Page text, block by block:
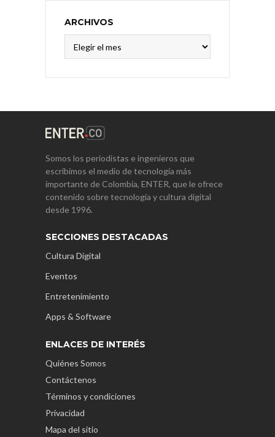
ARCHIVOS
Somos los periodistas e ingenieros que
escribimos el medio de tecnología más
importante de Colombia, ENTER, que le ofrece
contenido sobre tecnología y cultura digital
desde 1996.
SECCIONES DESTACADAS
Cultura Digital
Eventos
Entretenimiento
Apps & Software
ENLACES DE INTERÉS
Quiénes Somos
Contáctenos
Términos y condiciones
Privacidad
Mapa del sitio